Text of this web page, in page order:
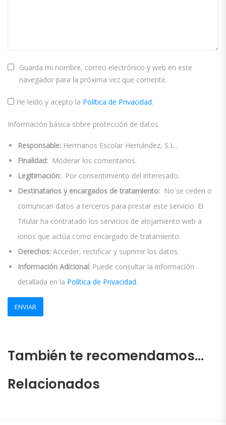
Guarda mi nombre, correo electrónico y web en este
navegador para la próxima vez que comente.
He leído y acepto la Política de Privacidad.
Información básica sobre protección de datos
Responsable: Hermanos Escolar Hernández, S.L..
Finalidad: Moderar los comentarios.
Legitimación: Por consentimiento del interesado.
Destinatarios y encargados de tratamiento: No se ceden o
comunican datos a terceros para prestar este servicio. El
Titular ha contratado los servicios de alojamiento web a
ionos que actúa como encargado de tratamiento.
Derechos: Acceder, rectificar y suprimir los datos.
Información Adicional: Puede consultar la información
detallada en la Política de Privacidad.
También te recomendamos…
Relacionados